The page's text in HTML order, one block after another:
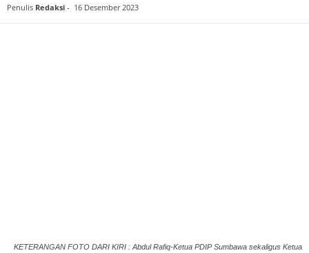
Penulis Redaksi - 16 Desember 2023
KETERANGAN FOTO DARI KIRI : Abdul Rafiq-Ketua PDIP Sumbawa sekaligus Ketua